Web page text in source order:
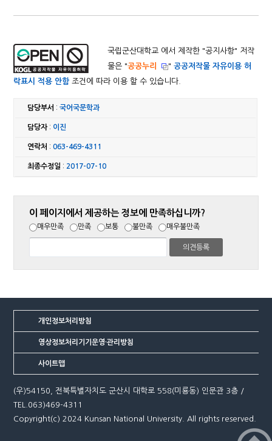
국립군산대학교 에서 제작한 "공지사항" 저작
물은 "공공누리 "공공저작물 자유이용 허
락표시 적용 안함조건에 따라 이용 할 수 있습니다.
담당부서 :국어국문학과
담당자: 이진
연락처 :063-469-4311
최종수정일 :2017-07-10
이 페이지에서 제공하는 정보에 만족하십니까?
매우만족 만족 보통 불만족 매우불만족
개인정보처리방침
영상정보처리기기운영·관리방침
사이트맵
(우)54150, 전북특별자치도 군산시 대학로 558(미룡동) 인문관 3층 /
TEL.063)469-4311
Copyright(c) 2024 Kunsan National University. All rights reserved.